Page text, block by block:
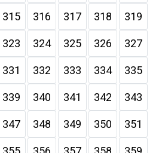
315 316 317 318 319
323 324 325 326 327
331 332 333 334 335
339 340 341 342 343
347 348 349 350 351